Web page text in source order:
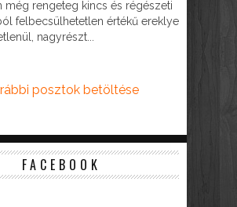
még rengeteg kincs és régészeti
felbecsülhetetlen értékű ereklye
nagyrészt...
posztok betöltése
FACEBOOK